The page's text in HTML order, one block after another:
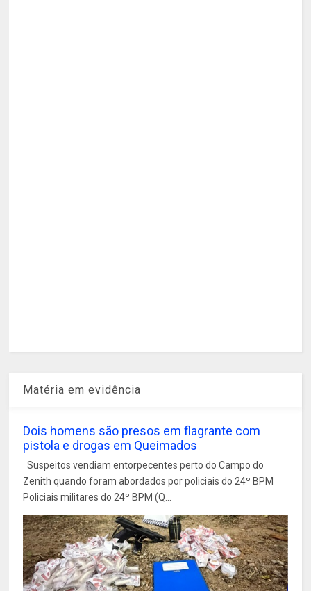
Matéria em evidência
Dois homens são presos em flagrante com
pistola e drogas em Queimados
Suspeitos vendiam entorpecentes perto do Campo do
Zenith quando foram abordados por policiais do 24º BPM
Policiais militares do 24º BPM (Q...